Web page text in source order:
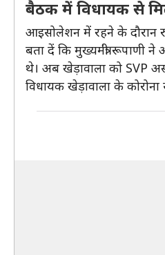
बैठक में विधायक से
आइसोलेशन में रहने के दौरान
बता दें कि मुख्यमंत्री रूपाणी
थे। अब खेड़ावाला को SVP
विधायक खेड़ावाला के